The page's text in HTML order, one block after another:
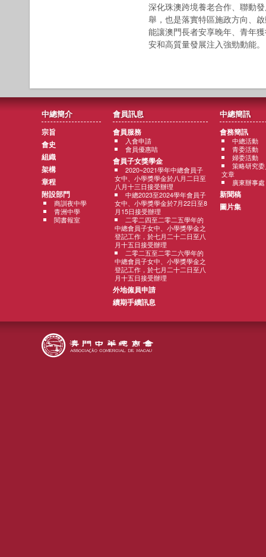
深化珠澳跨境養老合作、聯動
舉，也是落實特區施政方向、
能讓澳門長者安享晚年、青年
安和高質量發展注入強勁動能。
中總簡介
宗旨
會史
組織
架構
章程
附設部門
商訓夜中學
青洲中學
閱書報室
會員訊息
會員服務
入會申請
會員優惠咭
會員子女獎學金
2020~2021學年中總會員子
女中、小學獎學金於八月二日至
八月十三日接受辦理
中總2023至2024學年會員子
女中、小學獎學金於7月22日至8
月15日接受辦理
二零二四至二零二五學年的
中總會員子女中、小學獎學金之
登記工作，於七月二十二日至八
月十五日接受辦理
二零二五至二零二六學年的
中總會員子女中、小學獎學金之
登記工作，於七月二十二日至八
月十五日接受辦理
外地僱員申請
續期手續訊息
中總簡訊
會務簡訊
中總活動
青委活動
婦委活動
策略研究
文章
廣東辦事處
新聞稿
圖片集